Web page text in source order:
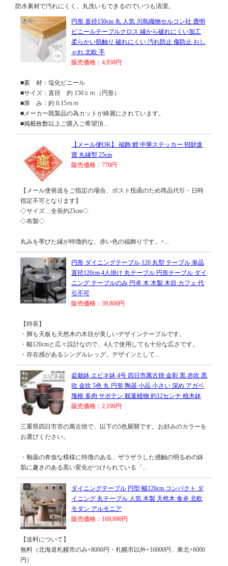
防水素材で汚れにくく、丸洗いもできるのでいつも清潔。
円形 直径150cm 丸 人気 川島織物セルコン社 透明
ビニールテーブルクロス 縁から破れにくい加工
柔らかい肌触り 破れにくい 汚れ防止 傷防止 おし
ゃれ 北欧 手
販売価格：4,950円
■素 材：塩化ビニール
■サイズ：直径 約 150ｃｍ（円形）
■厚 み：約 0.15ｍｍ
■メーカー既製品の為カットが綺麗にされています。
■掲載枚数以上ご購入ご希望頂...
【メール便OK】 福飾 鯉 中華ステッカー 招財進
寶 丸縁型 25cm
販売価格：770円
【メール便発送をご指定の場合、ポスト投函のため商品代引・日時
指定不可となります】
◇サイズ…全長約25cm◇
◇布製◇
丸みを帯びた縁が特徴的な、赤い色の福飾りです。<...
円形 ダイニングテーブル 120 丸型 テーブル 単品
直径120cm 4人掛け 丸テーブル 円形テーブル ダイ
ニング テーブルのみ 円卓 木 木製 木目 カフェ 代
引不可
販売価格：39,800円
【特長】
・脚も天板も天然木の木目が美しいデザインテーブルです。
・幅120cmと広々設計なので、4人で使用しても十分な広さです。
・存在感があるシングルレッグ。デザインとして...
盆栽鉢 エビネ鉢 4号 四日市萬古焼 金彩 黒 赤吹 黒
吹 金吹 5色 丸 円形 陶器 小品 小さい 深め アガベ
塊根 多肉 サボテン 観葉植物 約12センチ 植木鉢
販売価格：2,190円
三重県四日市市の萬古焼で、以下の5色展開です。お好みのカラーを
お選びください。
・釉薬の奔放な模様に特徴のある、ザラザラした感触の明るめの鉢
肌に趣きのある黒い変化がつけられている「...
ダイニングテーブル 円型 幅120cm コンパクト ダ
イニング 丸テーブル 人気 木製 天然木 食卓 北欧
モダン アルモニア
販売価格：169,990円
【送料について】
無料（北海道札幌市のみ+8000円・札幌市以外+16000円、東北+6000
円）